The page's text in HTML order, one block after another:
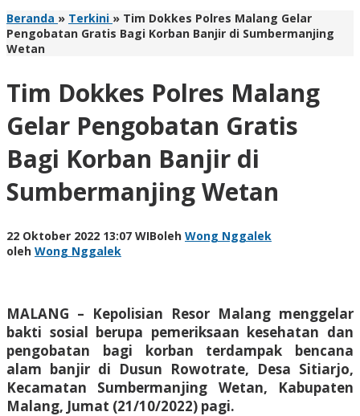
Beranda » Terkini » Tim Dokkes Polres Malang Gelar
Pengobatan Gratis Bagi Korban Banjir di Sumbermanjing
Wetan
Tim Dokkes Polres Malang
Gelar Pengobatan Gratis
Bagi Korban Banjir di
Sumbermanjing Wetan
22 Oktober 2022 13:07 WIBoleh Wong Nggalek
oleh Wong Nggalek
MALANG – Kepolisian Resor Malang menggelar
bakti sosial berupa pemeriksaan kesehatan dan
pengobatan bagi korban terdampak bencana
alam banjir di Dusun Rowotrate, Desa Sitiarjo,
Kecamatan Sumbermanjing Wetan, Kabupaten
Malang, Jumat (21/10/2022) pagi.